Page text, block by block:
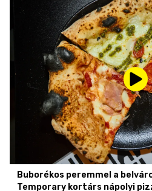
Buborékos peremmel a
Temporary kortárs nápolyi